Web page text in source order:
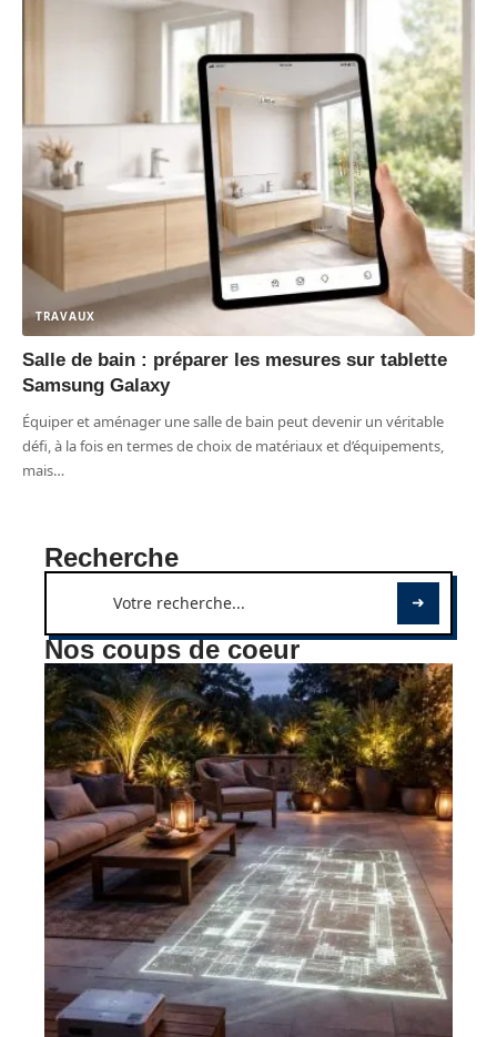
TRAVAUX
Salle de bain : préparer les mesures sur tablette
Samsung Galaxy
Équiper et aménager une salle de bain peut devenir un véritable
défi, à la fois en termes de choix de matériaux et d’équipements,
mais…
Recherche
Nos coups de coeur